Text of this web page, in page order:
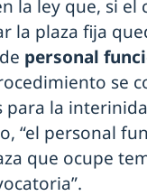
la ley que, si
la plaza fija
personal
se
la
“el personal
que ocupe